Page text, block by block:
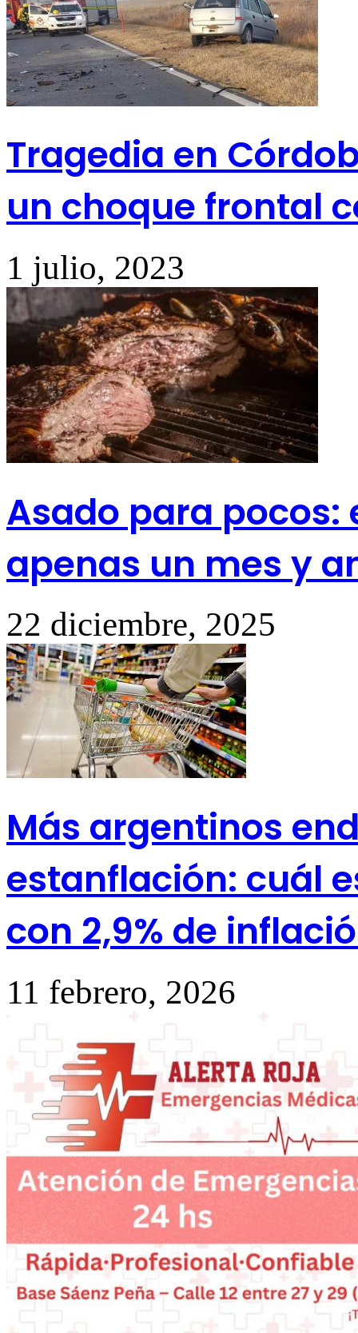
Tragedia en
un choque frontal
1 julio, 2023
Asado para pocos:
apenas un mes y
22 diciembre, 2025
Más argentinos
estanflación: cuál
con 2,9% de
11 febrero, 2026